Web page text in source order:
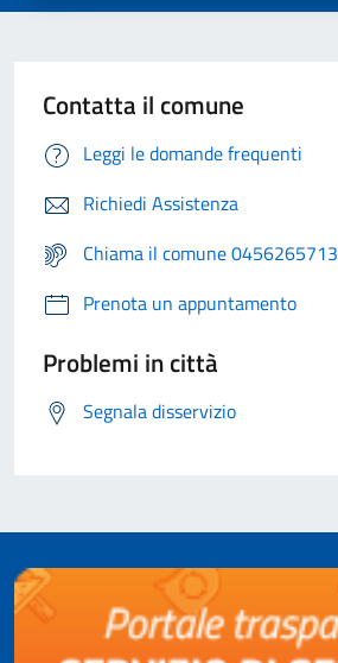
Contatta il comune
Leggi le domande frequenti
Richiedi Assistenza
Chiama il comune 0456265713
Prenota un appuntamento
Problemi in città
Segnala disservizio